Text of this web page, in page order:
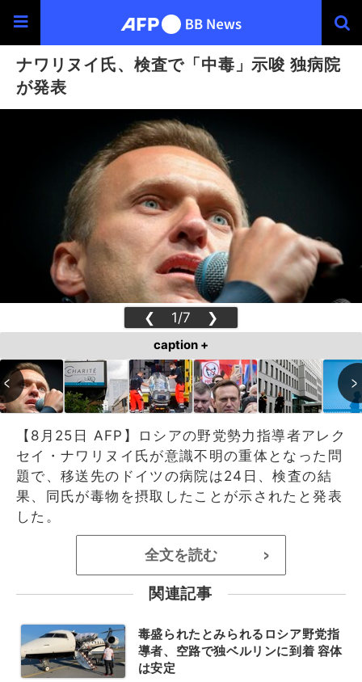
ナワリヌイ氏、検査で「中毒」示唆 独病院
が発表
❮ 1/7 ❯
caption +
【8月25日 AFP】ロシアの野党勢力指導者アレク
セイ・ナワリヌイ氏が意識不明の重体となった問
題で、移送先のドイツの病院は24日、検査の結
果、同氏が毒物を摂取したことが示されたと発表
した。
全文を読む >
関連記事
毒盛られたとみられるロシア野党指
導者、空路で独ベルリンに到着 容体
は安定